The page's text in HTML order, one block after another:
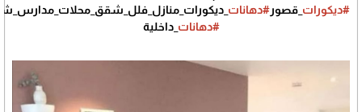
#ديكورات _قصور#دهانات
#دهانات _داخلية